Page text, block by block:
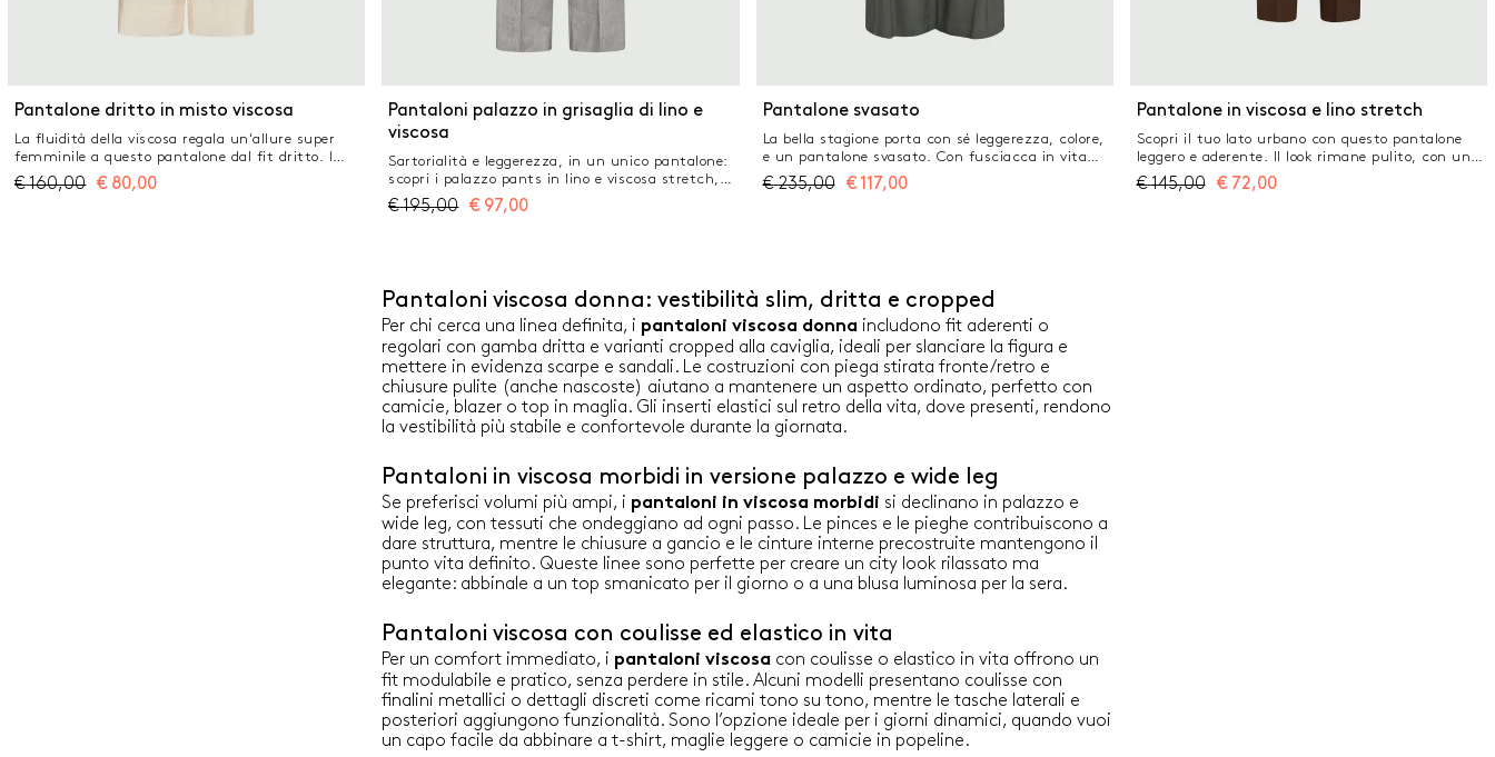
Pantalone dritto in misto viscosa
La fluidità della viscosa regala un'allure super
femminile a questo pantalone dal fit dritto. I
dettagli tailoring creano un contrasto sofisticato
con la leggera matericità del tessuto. Tessuto
€ 160,00 € 80,00
Pantaloni palazzo in grisaglia di lino e
viscosa
Sartorialità e leggerezza, in un unico pantalone:
scopri i palazzo pants in lino e viscosa stretch,
pensati per la nuova stagione, facili da abbinare
a top e camicie per un city look sofisticato.
€ 195,00 € 97,00
Pantalone svasato
La bella stagione porta con sé leggerezza, colore,
e un pantalone svasato. Con fusciacca in vita
per un tocco bohemienne. Pantalone in viscosa e
lino stretch Fit regolare Chiusura con bottone a
€ 235,00 € 117,00
Pantalone in viscosa e lino stretch
Scopri il tuo lato urbano con questo pantalone
leggero e aderente. Il look rimane pulito, con un
tocco sartoriale, da abbinare a top tricot o
camicie dalle stampe vibranti. Tessuto principale
€ 145,00 € 72,00
Pantaloni viscosa donna: vestibilità slim, dritta e cropped
Per chi cerca una linea definita, i pantaloni viscosa donna includono fit aderenti o
regolari con gamba dritta e varianti cropped alla caviglia, ideali per slanciare la figura e
mettere in evidenza scarpe e sandali. Le costruzioni con piega stirata fronte/retro e
chiusure pulite (anche nascoste) aiutano a mantenere un aspetto ordinato, perfetto con
camicie, blazer o top in maglia. Gli inserti elastici sul retro della vita, dove presenti, rendono
la vestibilità più stabile e confortevole durante la giornata.
Pantaloni in viscosa morbidi in versione palazzo e wide leg
Se preferisci volumi più ampi, i pantaloni in viscosa morbidi si declinano in palazzo e
wide leg, con tessuti che ondeggiano ad ogni passo. Le pinces e le pieghe contribuiscono a
dare struttura, mentre le chiusure a gancio e le cinture interne precostruite mantengono il
punto vita definito. Queste linee sono perfette per creare un city look rilassato ma
elegante: abbinale a un top smanicato per il giorno o a una blusa luminosa per la sera.
Pantaloni viscosa con coulisse ed elastico in vita
Per un comfort immediato, i pantaloni viscosa con coulisse o elastico in vita offrono un
fit modulabile e pratico, senza perdere in stile. Alcuni modelli presentano coulisse con
finalini metallici o dettagli discreti come ricami tono su tono, mentre le tasche laterali e
posteriori aggiungono funzionalità. Sono l’opzione ideale per i giorni dinamici, quando vuoi
un capo facile da abbinare a t-shirt, maglie leggere o camicie in popeline.